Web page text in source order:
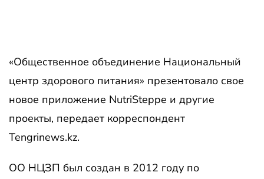
«Общественное объединение Национальный
центр здорового питания» презентовало свое
новое приложение NutriSteppe и другие
проекты, передает корреспондент
Tengrinews.kz.
ОО НЦЗП был создан в 2012 году по